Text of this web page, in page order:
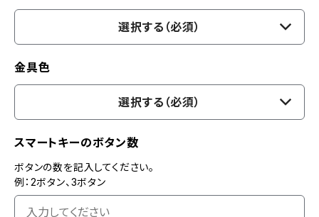
選択する（必須）
金具色
選択する（必須）
スマートキーのボタン数
ボタンの数を記入してください。
例：2ボタン、3ボタン